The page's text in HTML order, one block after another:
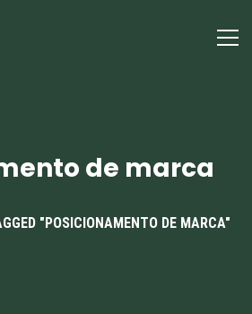
de marca
"POSICIONAMENTO DE MARCA"